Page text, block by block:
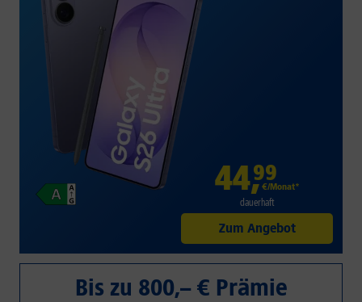
44,99
€/Monat*
dauerhaft
Zum Angebot
Bis zu 800,– € Prämie